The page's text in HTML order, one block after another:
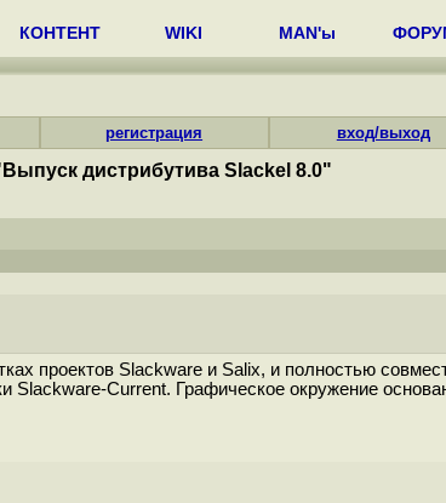
КОНТЕНТ WIKI MAN'ы
регистрация вход/выход
дистрибутива Slackel 8.0"
проектов Slackware и Salix, и полностью
Current. Графическое окружение